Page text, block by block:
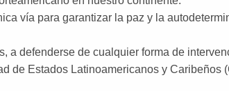
vía para garantizar la paz y la
a defenderse de cualquier forma de
de Estados Latinoamericanos y Caribeños